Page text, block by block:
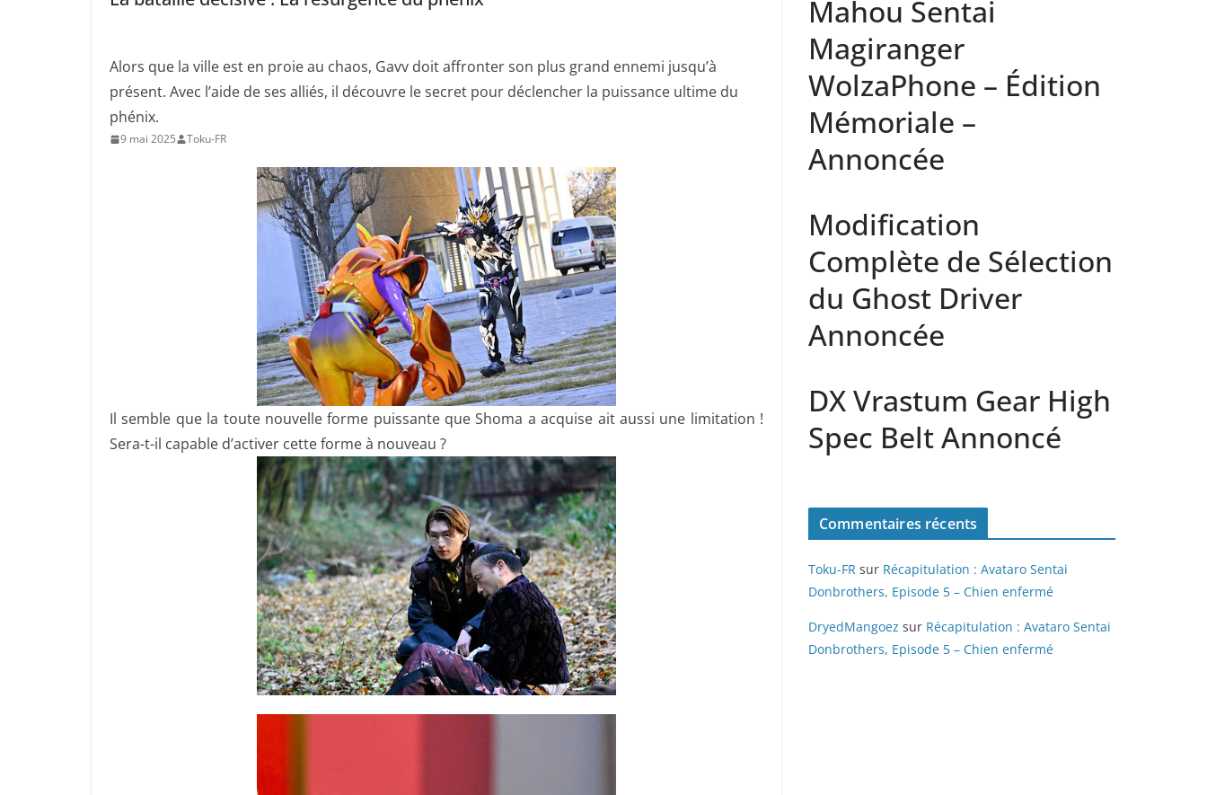
Alors que la ville est en proie au chaos, Gavv doit affronter son plus grand ennemi jusqu’à
présent. Avec l’aide de ses alliés, il découvre le secret pour déclencher la puissance ultime du
phénix.
9 mai 2025 Toku-FR
Il semble que la toute nouvelle forme puissante que Shoma a acquise ait aussi une limitation !
Sera-t-il capable d’activer cette forme à nouveau ?
Mahou Sentai
Magiranger
WolzaPhone – Édition
Mémoriale –
Annoncée
Modification
Complète de Sélection
du Ghost Driver
Annoncée
DX Vrastum Gear High
Spec Belt Annoncé
Commentaires récents
Toku-FR sur Récapitulation : Avataro Sentai
Donbrothers, Episode 5 – Chien enfermé
DryedMangoez sur Récapitulation : Avataro Sentai
Donbrothers, Episode 5 – Chien enfermé